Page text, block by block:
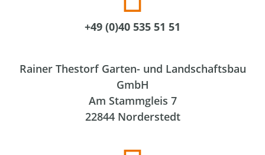
+49 (0)40 535 51 51
Rainer Thestorf Garten- und Landschaftsbau
GmbH
Am Stammgleis 7
22844 Norderstedt